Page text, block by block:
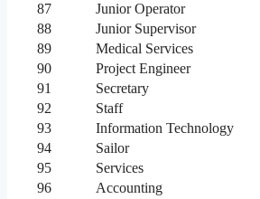
87
Junior Operator
88
Junior Supervisor
89
Medical Services
90
Project Engineer
91
Secretary
92
Staff
93
Information Technology
94
Sailor
95
Services
96
Accounting